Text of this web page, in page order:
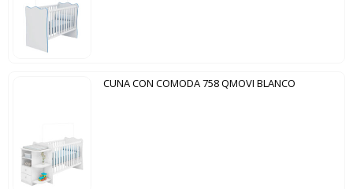
CUNA CON COMODA 758 QMOVI BLANCO